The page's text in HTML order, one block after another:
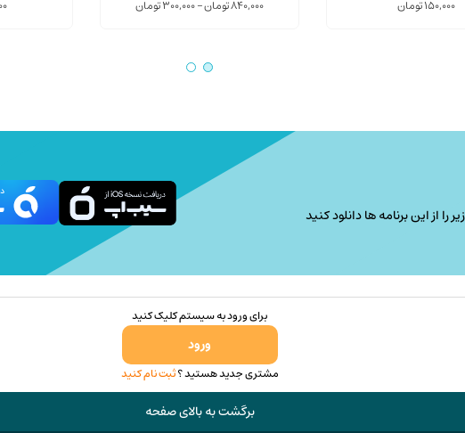
150,000تومان
می
در
محصول
انتخاب
شوند
840,000تومان–
300,000تومانPrice
از این برنامه ها دانلود کنید
برای ورود به سیستم کلیک کنید
ورود
مشتری جدید هستید ؟ثبت نام کنید
برگشت به بالای صفحه